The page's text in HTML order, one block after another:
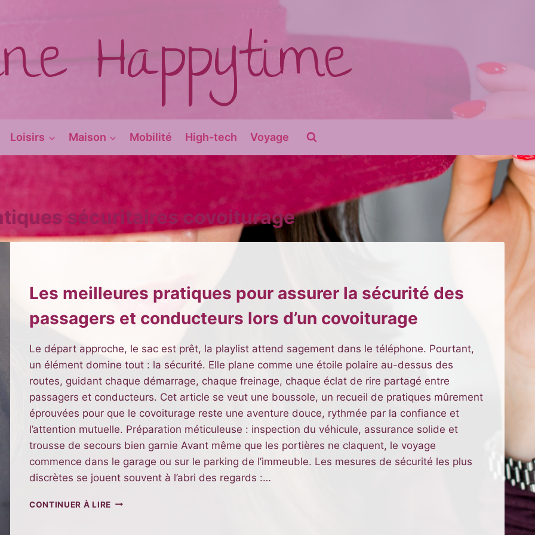
Happytime
Loisirs Maison Mobilité High-tech Voyage
sécuritaires covoiturage
Les meilleures pratiques pour assurer la sécurité des
passagers et conducteurs lors d’un covoiturage
Le départ approche, le sac est prêt, la playlist attend sagement dans le téléphone. Pourtant,
un élément domine tout : la sécurité. Elle plane comme une étoile polaire au-dessus des
routes, guidant chaque démarrage, chaque freinage, chaque éclat de rire partagé entre
passagers et conducteurs. Cet article se veut une boussole, un recueil de pratiques mûrement
éprouvées pour que le covoiturage reste une aventure douce, rythmée par la confiance et
l’attention mutuelle. Préparation méticuleuse : inspection du véhicule, assurance solide et
trousse de secours bien garnie Avant même que les portières ne claquent, le voyage
commence dans le garage ou sur le parking de l’immeuble. Les mesures de sécurité les plus
discrètes se jouent souvent à l’abri des regards :…
CONTINUER À LIRELES